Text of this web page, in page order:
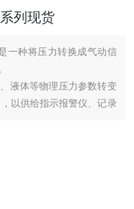
列现货
一种将压力转换成气动信
液体等物理压力参数转变
以供给指示报警仪、记录